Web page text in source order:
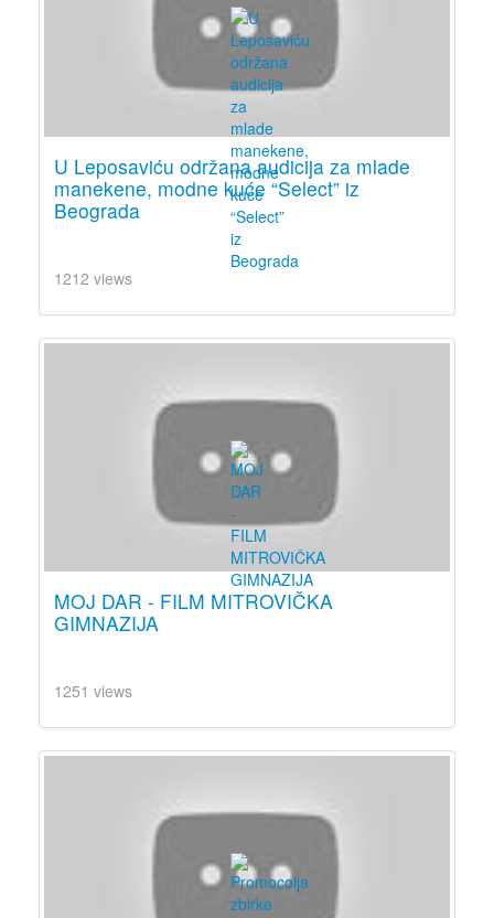
U Leposaviću održana audicija za mlade
manekene, modne kuće “Select” iz
Beograda
1212 views
MOJ DAR - FILM MITROVIČKA
GIMNAZIJA
1251 views